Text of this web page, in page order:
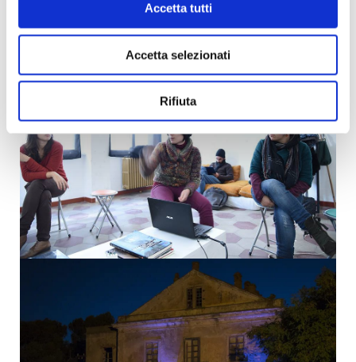
Accetta tutti
Accetta selezionati
Rifiuta